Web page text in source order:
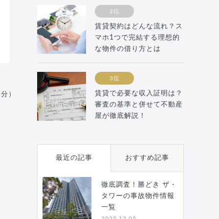
）
2位
賃貸契約はどんな流れ？ス
マホ1つで完結する理想的
な物件の借り方とは
3位
賃貸で必要な収入証明は？
審査の基準と併せて不動産
屋が徹底解説！
最近の記事 おすすめ記事
徹底調査！勝どき ザ・
タワーの事故物件情報
一覧